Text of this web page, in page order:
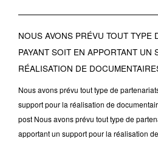
NOUS AVONS PRÉVU TOUT TYPE
PAYANT SOIT EN APPORTANT UN
RÉALISATION DE
Nous avons prévu tout type de
support pour la réalisation de
post Nous avons prévu tout type de
apportant un support pour la réalisation